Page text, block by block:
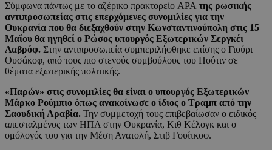
Σύμφωνα πάντως με το αζέρικο πρακτορείο APA της ρωσικής
αντιπροσωπείας στις επερχόμενες συνομιλίες για την
Ουκρανία που θα διεξαχθούν στην Κωνσταντινούπολη στις 15
Μαΐου θα ηγηθεί ο Ρώσος υπουργός Εξωτερικών Σεργκέι
Λαβρόφ. Στην αντιπροσωπεία συμπεριλήφθηκε επίσης ο Γιούρι
Ουσάκοφ, από τους πιο στενούς συμβούλους του Πούτιν σε
θέματα εξωτερικής πολιτικής.
«Παρών» στις συνομιλίες θα είναι ο υπουργός Εξωτερικών
Μάρκο Ρούμπιο όπως ανακοίνωσε ο ίδιος ο Τραμπ από την
Σαουδική Αραβία. Την συμμετοχή τους επιβεβαίωσαν ο ειδικός
απεσταλμένος των ΗΠΑ στην Ουκρανία, Κιθ Κέλογκ και ο
ομόλογός του για την Μέση Ανατολή, Στιβ Γουίτκοφ.